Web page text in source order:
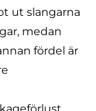
ut slangarna
medan
fördel är